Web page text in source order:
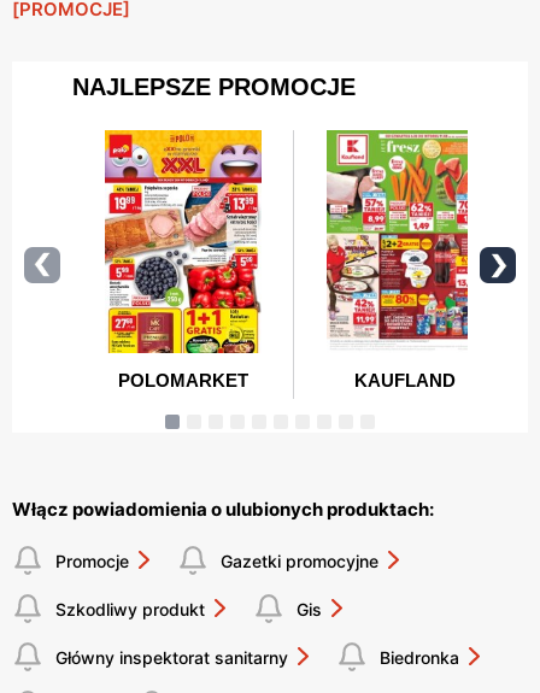
[PROMOCJE]
Włącz powiadomienia o ulubionych produktach:
Promocje Gazetki promocyjne
Szkodliwy produkt Gis
Główny inspektorat sanitarny Biedronka